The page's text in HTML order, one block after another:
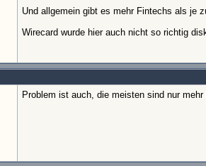
Und allgemein gibt es mehr Fintechs als je
Wirecard wurde hier auch nicht so richtig
Problem ist auch, die meisten sind nur